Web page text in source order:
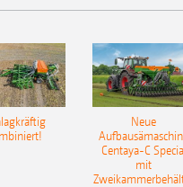
Neue
Centaya-C
mit